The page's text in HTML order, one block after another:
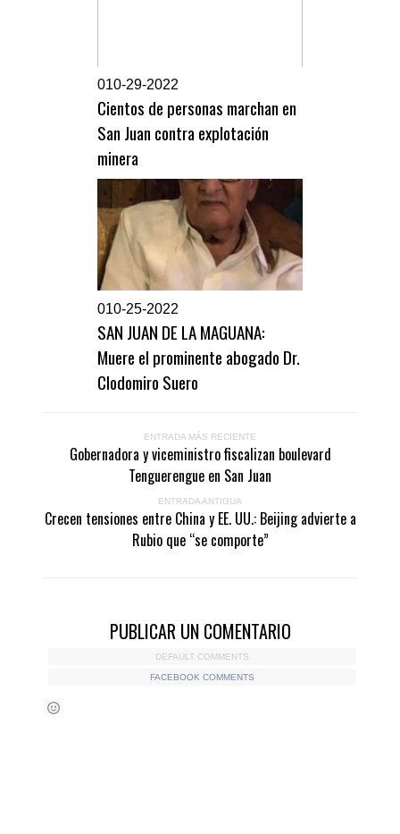
010-29-2022
Cientos de personas marchan en
San Juan contra explotación
minera
010-25-2022
SAN JUAN DE LA MAGUANA:
Muere el prominente abogado Dr.
Clodomiro Suero
ENTRADA MÁS RECIENTE
Gobernadora y viceministro fiscalizan boulevard
Tenguerengue en San Juan
ENTRADA ANTIGUA
Crecen tensiones entre China y EE. UU.: Beijing advierte a
Rubio que “se comporte”
PUBLICAR UN COMENTARIO
DEFAULT COMMENTS
FACEBOOK COMMENTS